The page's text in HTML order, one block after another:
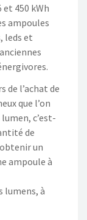
450 kWh
ampoules
leds et
de l’achat de
que l’on
c’est-
de
un
ampoule à
lumens, à